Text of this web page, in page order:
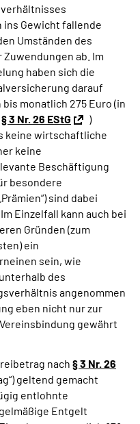
Gewicht fallende
Umständen des
ab. Im
haben sich die
darauf
monatlich 275 Euro (in
§ 3 Nr. 26 EStG
)
keine wirtschaftliche
keine
Beschäftigung
besondere
sind dabei
Einzelfall kann auch bei
Gründen (zum
ein
sein, wie
des
angenommen
eben nicht nur zur
gewährt
nach § 3 Nr. 26
geltend gemacht
entlohnte
Entgelt